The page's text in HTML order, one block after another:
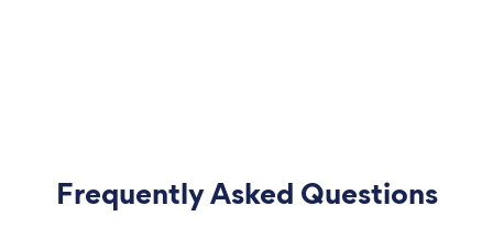
Frequently Asked Questions